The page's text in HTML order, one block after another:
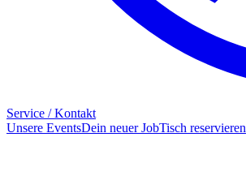
Service / Kontakt
Unsere EventsDein neuer JobTisch reservieren